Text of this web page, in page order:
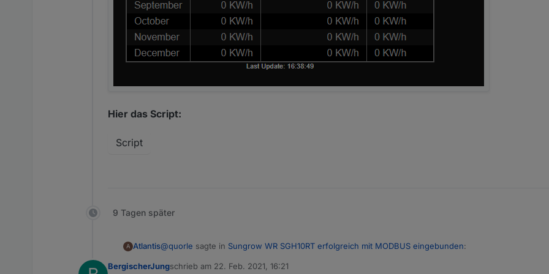
Hier das Script:
Script
9 Tagen später
A Atlantis@quorle sagte in Sungrow WR SGH10RT erfolgreich mit MODBUS eingebunden:
BergischerJungschrieb am 22. Feb. 2021, 16:21
zuletzt editiert von